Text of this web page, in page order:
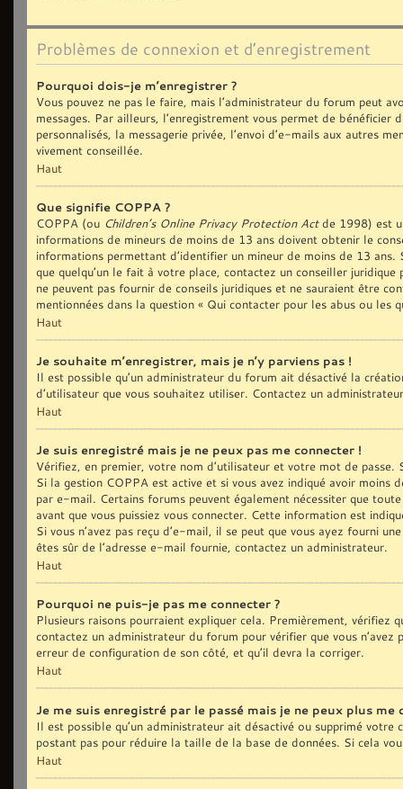
Problèmes de connexion et d’enregistrement
Pourquoi dois-je m’enregistrer ?
Vous pouvez ne pas le faire, mais l’administrateur du forum peut
messages. Par ailleurs, l’enregistrement vous permet de
personnalisés, la messagerie privée, l’envoi d’e-mails aux autres
vivement conseillée.
Haut
Que signifie COPPA ?
COPPA (ou Children’s Online Privacy Protection Actde 1998) est
informations de mineurs de moins de 13 ans doivent obtenir le
informations permettant d’identifier un mineur de moins de 13 ans.
que quelqu’un le fait à votre place, contactez un conseiller
ne peuvent pas fournir de conseils juridiques et ne sauraient être
mentionnées dans la question « Qui contacter pour les abus ou les
Haut
Je souhaite m’enregistrer, mais je n’y parviens pas !
Il est possible qu’un administrateur du forum ait désactivé la
d’utilisateur que vous souhaitez utiliser. Contactez un
Haut
Je suis enregistré mais je ne peux pas me connecter !
Vérifiez, en premier, votre nom d’utilisateur et votre mot de passe.
Si la gestion COPPA est active et si vous avez indiqué avoir moins
par e-mail. Certains forums peuvent également nécessiter que
avant que vous puissiez vous connecter. Cette information est
Si vous n’avez pas reçu d’e-mail, il se peut que vous ayez fourni
êtes sûr de l’adresse e-mail fournie, contactez un administrateur.
Haut
Pourquoi ne puis-je pas me connecter ?
Plusieurs raisons pourraient expliquer cela. Premièrement, vérifiez
contactez un administrateur du forum pour vérifier que vous
erreur de configuration de son côté, et qu’il devra la corriger.
Haut
Je me suis enregistré par le passé mais je ne peux plus me
Il est possible qu’un administrateur ait désactivé ou supprimé
postant pas pour réduire la taille de la base de données. Si cela
Haut